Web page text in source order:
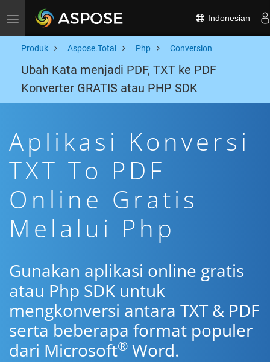
Toggle navigation Indonesian
Produk Aspose.Total Php Conversion
Ubah Kata menjadi PDF, TXT ke PDF
Konverter GRATIS atau PHP SDK
Aplikasi Konversi
TXT To PDF
Online Gratis
Melalui Php
Gunakan aplikasi online gratis
atau Php SDK untuk
mengkonversi antara TXT & PDF
serta beberapa format populer
dari Microsoft® Word.